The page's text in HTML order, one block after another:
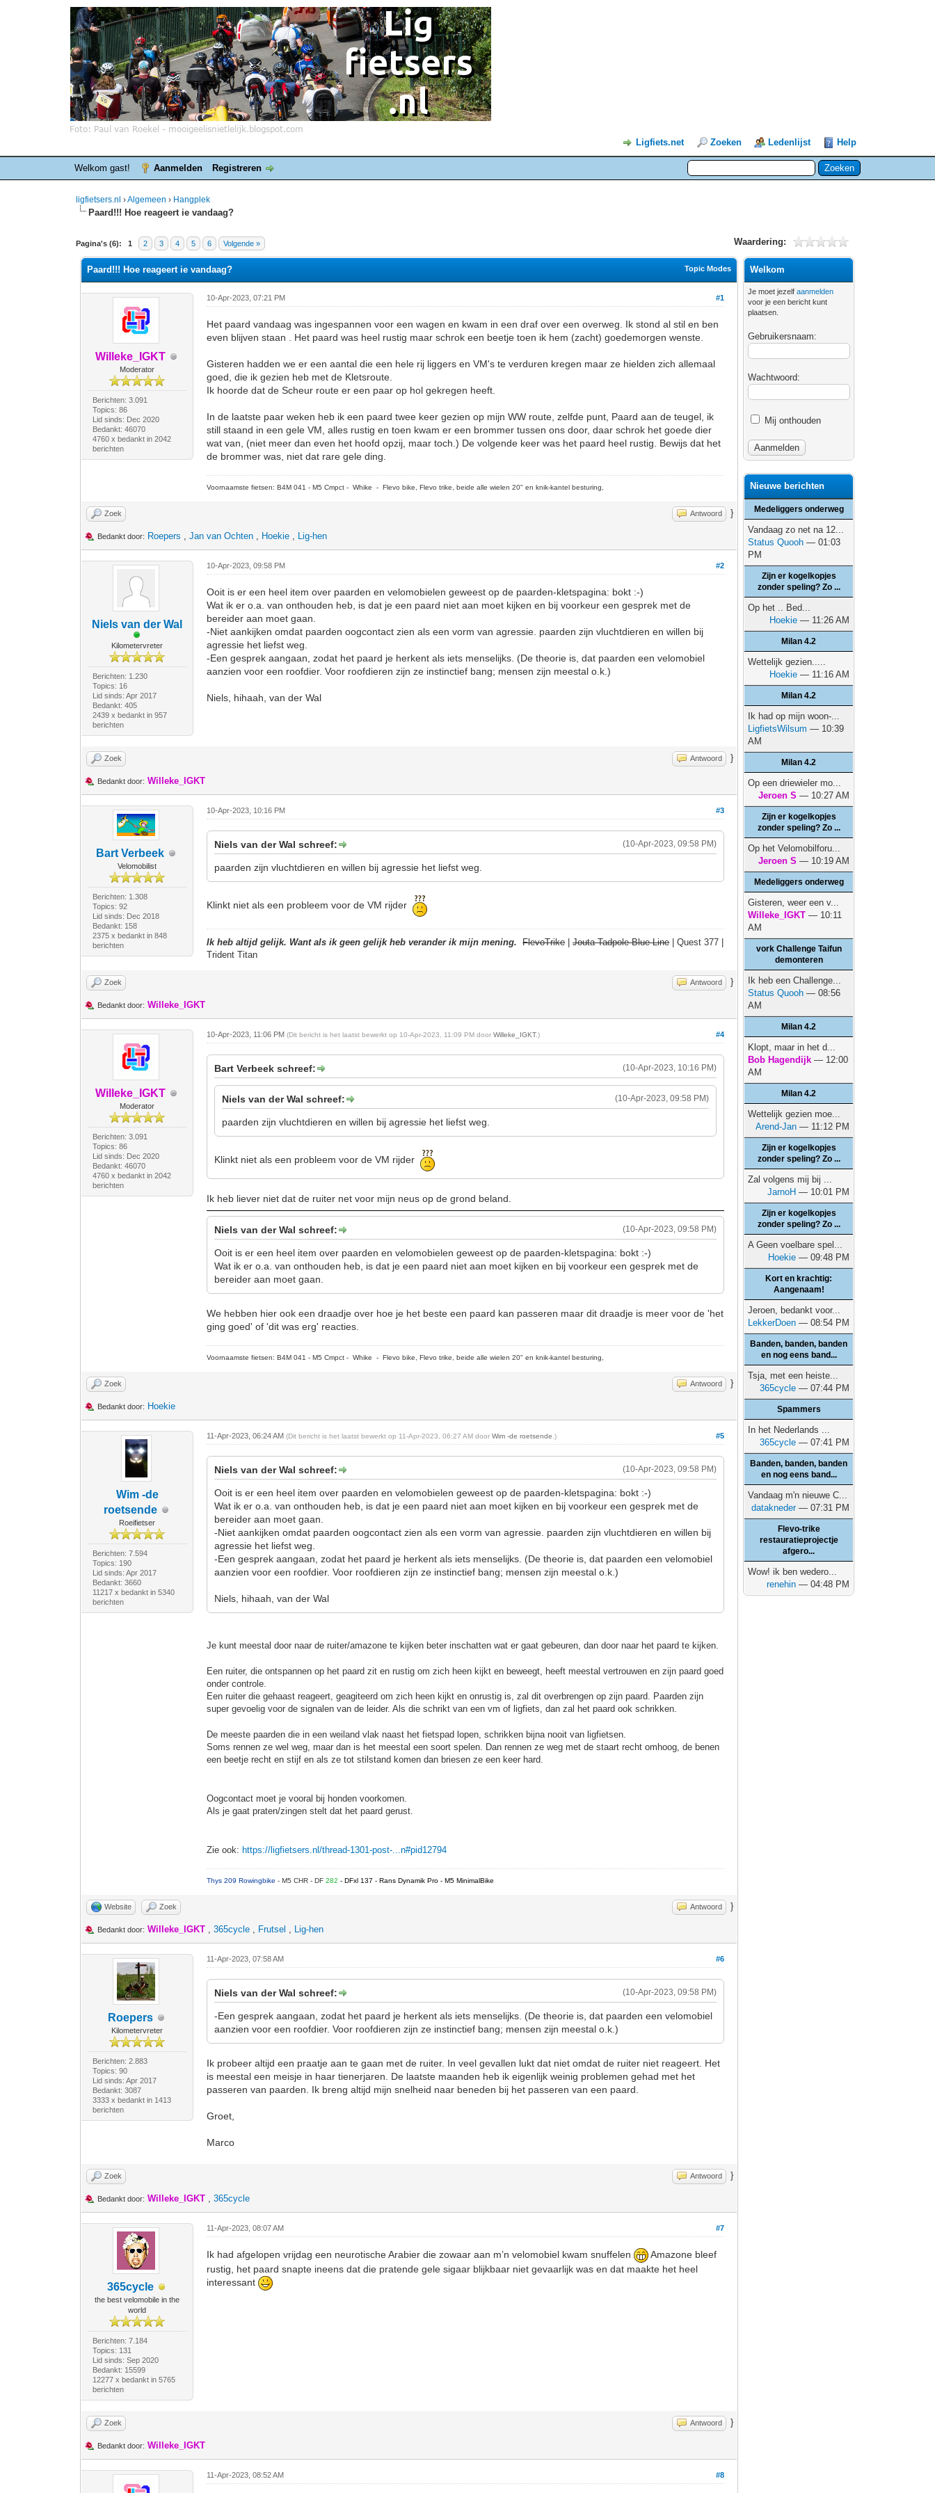
Ligfiets.net Zoeken Ledenlijst Help
Welkom gast! Aanmelden Registreren
ligfietsers.nl ›Algemeen › Hangplek
Paard!!! Hoe reageert ie vandaag?
Pagina's (6): 1 2 3 4 5 6 Volgende » Waardering:
0 stemmen - gemiddelde waardering is 0
1
2
3
4
5
Topic Modes
Paard!!! Hoe reageert ie vandaag?
Willeke_IGKT
Moderator
Berichten: 3.091
Topics: 86
Lid sinds: Dec 2020
Bedankt: 46070
4760 x bedankt in 2042
berichten
#1
10-Apr-2023, 07:21 PM
Het paard vandaag was ingespannen voor een wagen en kwam in een draf over een overweg. Ik stond al stil en ben
even blijven staan . Het paard was heel rustig maar schrok een beetje toen ik hem (zacht) goedemorgen wenste.
Gisteren hadden we er een aantal die een hele rij liggers en VM's te verduren kregen maar ze hielden zich allemaal
goed, die ik gezien heb met de Kletsroute.
Ik hoorde dat de Scheur route er een paar op hol gekregen heeft.
In de laatste paar weken heb ik een paard twee keer gezien op mijn WW route, zelfde punt, Paard aan de teugel, ik
still staand in een gele VM, alles rustig en toen kwam er een brommer tussen ons door, daar schrok het goede dier
wat van, (niet meer dan even het hoofd opzij, maar toch.) De volgende keer was het paard heel rustig. Bewijs dat het
de brommer was, niet dat rare gele ding.
Voornaamste fietsen: B4M 041 - M5 Cmpct - Whike - Flevo bike, Flevo trike, beide alle wielen 20" en knik-kantel besturing,
Zoek Antwoord }
Bedankt door: Roepers ,Jan van Ochten , Hoekie , Lig-hen
Niels van der Wal
Kilometervreter
Berichten: 1.230
Topics: 16
Lid sinds: Apr 2017
Bedankt: 405
2439 x bedankt in 957
berichten
#2
10-Apr-2023, 09:58 PM
Ooit is er een heel item over paarden en velomobielen geweest op de paarden-kletspagina: bokt :-)
Wat ik er o.a. van onthouden heb, is dat je een paard niet aan moet kijken en bij voorkeur een gesprek met de
bereider aan moet gaan.
-Niet aankijken omdat paarden oogcontact zien als een vorm van agressie. paarden zijn vluchtdieren en willen bij
agressie het liefst weg.
-Een gesprek aangaan, zodat het paard je herkent als iets menselijks. (De theorie is, dat paarden een velomobiel
aanzien voor een roofdier. Voor roofdieren zijn ze instinctief bang; mensen zijn meestal o.k.)
Niels, hihaah, van der Wal
Zoek Antwoord }
Bedankt door: Willeke_IGKT
Bart Verbeek
Velomobilist
Berichten: 1.308
Topics: 92
Lid sinds: Dec 2018
Bedankt: 158
2375 x bedankt in 848
berichten
#3
10-Apr-2023, 10:16 PM
(10-Apr-2023, 09:58 PM)
Niels van der Wal schreef:
paarden zijn vluchtdieren en willen bij agressie het liefst weg.
Klinkt niet als een probleem voor de VM rijder
Ik heb altijd gelijk. Want als ik geen gelijk heb verander ik mijn mening. FlevoTrike|Jouta Tadpole Blue Line| Quest 377 |
Trident Titan
Zoek Antwoord }
Bedankt door: Willeke_IGKT
Willeke_IGKT
Moderator
Berichten: 3.091
Topics: 86
Lid sinds: Dec 2020
Bedankt: 46070
4760 x bedankt in 2042
berichten
#4
10-Apr-2023, 11:06 PM(Dit bericht is het laatst bewerkt op 10-Apr-2023, 11:09 PM doorWilleke_IGKT.)
(10-Apr-2023, 10:16 PM)
Bart Verbeek schreef:
(10-Apr-2023, 09:58 PM)
Niels van der Wal schreef:
paarden zijn vluchtdieren en willen bij agressie het liefst weg.
Klinkt niet als een probleem voor de VM rijder
Ik heb liever niet dat de ruiter net voor mijn neus op de grond beland.
(10-Apr-2023, 09:58 PM)
Niels van der Wal schreef:
Ooit is er een heel item over paarden en velomobielen geweest op de paarden-kletspagina: bokt :-)
Wat ik er o.a. van onthouden heb, is dat je een paard niet aan moet kijken en bij voorkeur een gesprek met de
bereider aan moet gaan.
We hebben hier ook een draadje over hoe je het beste een paard kan passeren maar dit draadje is meer voor de 'het
ging goed' of 'dit was erg' reacties.
Voornaamste fietsen: B4M 041 - M5 Cmpct - Whike - Flevo bike, Flevo trike, beide alle wielen 20" en knik-kantel besturing,
Zoek Antwoord }
Bedankt door: Hoekie
Wim -de
roetsende
Roeifietser
Berichten: 7.594
Topics: 190
Lid sinds: Apr 2017
Bedankt: 3660
11217 x bedankt in 5340
berichten
#5
11-Apr-2023, 06:24 AM(Dit bericht is het laatst bewerkt op 11-Apr-2023, 06:27 AM doorWim -de roetsende .)
(10-Apr-2023, 09:58 PM)
Niels van der Wal schreef:
Ooit is er een heel item over paarden en velomobielen geweest op de paarden-kletspagina: bokt :-)
Wat ik er o.a. van onthouden heb, is dat je een paard niet aan moet kijken en bij voorkeur een gesprek met de
bereider aan moet gaan.
-Niet aankijken omdat paarden oogcontact zien als een vorm van agressie. paarden zijn vluchtdieren en willen bij
agressie het liefst weg.
-Een gesprek aangaan, zodat het paard je herkent als iets menselijks. (De theorie is, dat paarden een velomobiel
aanzien voor een roofdier. Voor roofdieren zijn ze instinctief bang; mensen zijn meestal o.k.)
Niels, hihaah, van der Wal
Je kunt meestal door naar de ruiter/amazone te kijken beter inschatten wat er gaat gebeuren, dan door naar het paard te kijken.
Een ruiter, die ontspannen op het paard zit en rustig om zich heen kijkt en beweegt, heeft meestal vertrouwen en zijn paard goed
onder controle.
Een ruiter die gehaast reageert, geagiteerd om zich heen kijkt en onrustig is, zal dit overbrengen op zijn paard. Paarden zijn
super gevoelig voor de signalen van de leider. Als die schrikt van een vm of ligfiets, dan zal het paard ook schrikken.
De meestepaarden die in een weiland vlak naast het fietspad lopen, schrikken bijna nooit van ligfietsen.
Soms rennen ze wel weg, maar dan is het meestal een soort spelen. Dan rennen ze weg met de staart recht omhoog, de benen
een beetje recht en stijf en als ze tot stilstand komen dan briesen ze een keer hard.
Oogcontact moet je vooral bij honden voorkomen.
Als je gaat praten/zingen stelt dat het paard gerust.
Zie ook: https://ligfietsers.nl/thread-1301-post-...n#pid12794
Thys 209 Rowingbike- M5 CHR - DF282- DFxl 137 - Rans Dynamik Pro - M5 MinimalBike
Website Zoek Antwoord }
Bedankt door: Willeke_IGKT ,365cycle , Frutsel , Lig-hen
Roepers
Kilometervreter
Berichten: 2.883
Topics: 90
Lid sinds: Apr 2017
Bedankt: 3087
3333 x bedankt in 1413
berichten
#6
11-Apr-2023, 07:58 AM
(10-Apr-2023, 09:58 PM)
Niels van der Wal schreef:
-Een gesprek aangaan, zodat het paard je herkent als iets menselijks. (De theorie is, dat paarden een velomobiel
aanzien voor een roofdier. Voor roofdieren zijn ze instinctief bang; mensen zijn meestal o.k.)
Ik probeer altijd een praatje aan te gaan met de ruiter. In veel gevallen lukt dat niet omdat de ruiter niet reageert. Het
is meestal een meisje in haar tienerjaren. De laatste maanden heb ik eigenlijk weinig problemen gehad met het
passeren van paarden. Ik breng altijd mijn snelheid naar beneden bij het passeren van een paard.
Groet,
Marco
Zoek Antwoord }
Bedankt door: Willeke_IGKT ,365cycle
365cycle
the best velomobile in the
world
Berichten: 7.184
Topics: 131
Lid sinds: Sep 2020
Bedankt: 15599
12277 x bedankt in 5765
berichten
#7
11-Apr-2023, 08:07 AM
Ik had afgelopen vrijdag een neurotische Arabier die zowaar aan m’n velomobiel kwam snuffelen
Amazone bleef
rustig, het paard snapte ineens dat die pratende gele sigaar blijkbaar niet gevaarlijk was en dat maakte het heel
interessant
Zoek Antwoord }
Bedankt door: Willeke_IGKT
#8
11-Apr-2023, 08:52 AM
Welkom
Je moet jezelfaanmelden
voor je een bericht kunt
plaatsen.
Gebruikersnaam:
Wachtwoord:
Mij onthouden
Nieuwe berichten
Medeliggers onderweg
Vandaag zo net na 12...
Status Quooh — 01:03
PM
Zijn er kogelkopjes
zonder speling? Zo ...
Op het .. Bed...
Hoekie — 11:26 AM
Milan 4.2
Wettelijk gezien.....
Hoekie — 11:16 AM
Milan 4.2
Ik had op mijn woon-...
LigfietsWilsum — 10:39
AM
Milan 4.2
Op een driewieler mo...
Jeroen S — 10:27 AM
Zijn er kogelkopjes
zonder speling? Zo ...
Op het Velomobilforu...
Jeroen S — 10:19 AM
Medeliggers onderweg
Gisteren, weer een v...
Willeke_IGKT — 10:11
AM
vork Challenge Taifun
demonteren
Ik heb een Challenge...
Status Quooh — 08:56
AM
Milan 4.2
Klopt, maar in het d...
Bob Hagendijk — 12:00
AM
Milan 4.2
Wettelijk gezien moe...
Arend-Jan — 11:12 PM
Zijn er kogelkopjes
zonder speling? Zo ...
Zal volgens mij bij ...
JarnoH — 10:01 PM
Zijn er kogelkopjes
zonder speling? Zo ...
A Geen voelbare spel...
Hoekie — 09:48 PM
Kort en krachtig:
Aangenaam!
Jeroen, bedankt voor...
LekkerDoen — 08:54 PM
Banden, banden, banden
en nog eens band...
Tsja, met een heiste...
365cycle — 07:44 PM
Spammers
In het Nederlands ...
365cycle — 07:41 PM
Banden, banden, banden
en nog eens band...
Vandaag m'n nieuwe C...
datakneder— 07:31 PM
Flevo-trike
restauratieprojectje
afgero...
Wow! ik ben wedero...
renehin — 04:48 PM